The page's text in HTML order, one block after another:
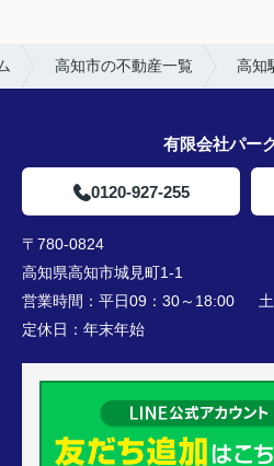
高知市の不動産一覧 高知
有限会社パー
0120-927-255
〒780-0824
高知県高知市城見町1-1
営業時間： 平日09：30～18:00 土
定休日： 年末年始